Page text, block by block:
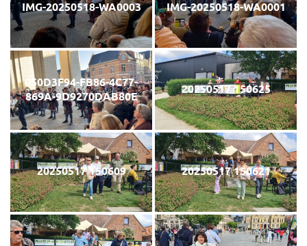
IMG-20250518-WA0003 IMG-20250518-WA0001
050D3F94-FB86-4C77-
869A-9D9270DAB80E
20250517 150625
20250517 150609 20250517 150621